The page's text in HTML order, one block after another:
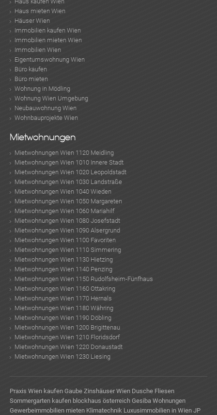
Haus mieten Wien
Häuser Wien
Immobilien kaufen Wien
Immobilien mieten Wien
Immobilien Wien
Eigentumswohnung Wien
Büro kaufen
Büro mieten
Wohnung in Mödling
Wohnung Wien Umgebung
Neubauwohnung Wien
Wohnbauprojekte Wien
Mietwohnungen
Mietwohnungen Wien 1120 Meidling
Mietwohnungen Wien 1010 Innere Stadt
Mietwohnungen Wien 1020 Leopoldstadt
Mietwohnungen Wien 1030 Landstraße
Mietwohnungen Wien 1040 Wieden
Mietwohnungen Wien 1050 Margareten
Mietwohnungen Wien 1060 Mariahilf
Mietwohnungen Wien 1080 Josefstadt
Mietwohnungen Wien 1090 Alsergrund
Mietwohnungen Wien 1100 Favoriten
Mietwohnungen Wien 1110 Simmering
Mietwohnungen Wien 1130 Hietzing
Mietwohnungen Wien 1140 Penzing
Mietwohnungen Wien 1150 Rudolfsheim-Fünfhaus
Mietwohnungen Wien 1160 Ottakring
Mietwohnungen Wien 1170 Hernals
Mietwohnungen Wien 1180 Währing
Mietwohnungen Wien 1190 Döbling
Mietwohnungen Wien 1200 Brigittenau
Mietwohnungen Wien 1210 Floridsdorf
Mietwohnungen Wien 1220 Donaustadt
Mietwohnungen Wien 1230 Liesing
Praxis Wien kaufen Gaube Zinshäuser Wien Dusche Fliesen
Sommergarten kaufen blockhaus österreich Gesiba Wohnungen
Gewerbeimmobilien mieten Klimatechnik Luxusimmobilien in Wien JP